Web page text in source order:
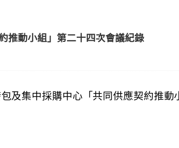
推動小組」第二十四次會議紀錄
及集中採購中心「共同供應契約推動